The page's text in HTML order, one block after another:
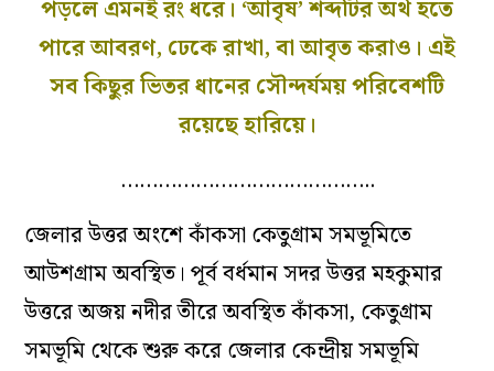
পড়লে এমনই রং ধরে। ‘আবৃষ’ শব্দটির অর্থ হতে
পারে আবরণ, ঢেকে রাখা, বা আবৃত করাও। এই
সব কিছুর ভিতর ধানের সৌন্দর্যময় পরিবেশটি
রয়েছে হারিয়ে।
…………………………………..
জেলার উত্তর অংশে কাঁকসা কেতুগ্রাম সমভূমিতে
আউশগ্রাম অবস্থিত। পূর্ব বর্ধমান সদর উত্তর মহকুমার
উত্তরে অজয় ​​নদীর তীরে অবস্থিত কাঁকসা, কেতুগ্রাম
সমভূমি থেকে শুরু করে জেলার কেন্দ্রীয় সমভূমি